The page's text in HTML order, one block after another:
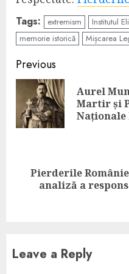
Tags: extremism Institutul
memorie istorică
Mișcarea
Continue
Reading
Previous
Aurel
Martir și
Naționale
Next
Pierderile
analiză a
Leave a Reply